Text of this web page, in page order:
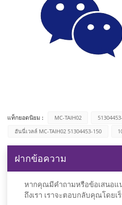
แท็กยอดนิยม : MC-TAIH02
ฮันนี่เวลล์ MC-TAIH02 51304453-150
ฝากข้อความ
หากคุณมีคำถามหรือข้อเสนอแ
ถึงเรา เราจะตอบกลับคุณโดยเ